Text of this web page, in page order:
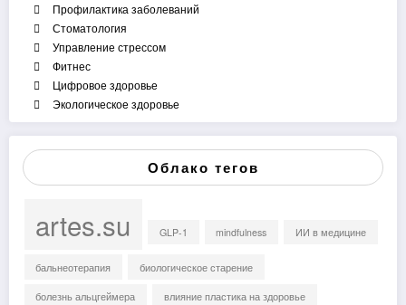
Профилактика заболеваний
Стоматология
Управление стрессом
Фитнес
Цифровое здоровье
Экологическое здоровье
Облако тегов
artes.su GLP-1 mindfulness ИИ в медицине
бальнеотерапия биологическое старение
болезнь альцгеймера влияние пластика на здоровье